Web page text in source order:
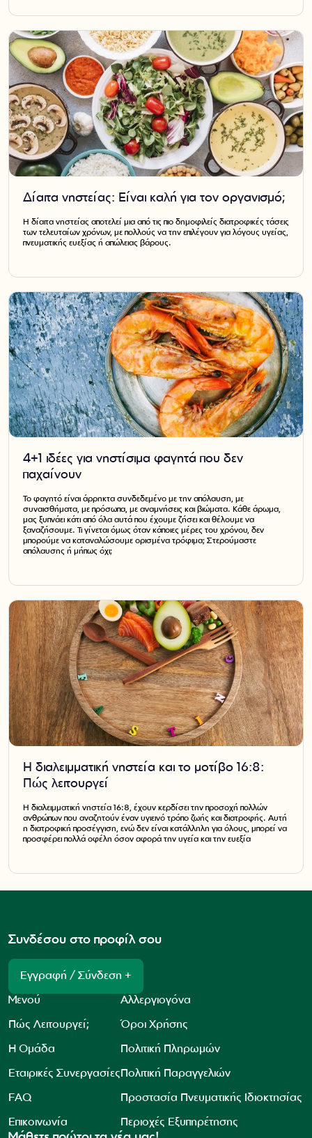
Δίαιτα νηστείας: Είναι καλή για τον οργανισμό;
Η δίαιτα νηστείας αποτελεί μια από τις πιο δημοφιλείς διατροφικές τάσεις
των τελευταίων χρόνων, με πολλούς να την επιλέγουν για λόγους υγείας,
πνευματικής ευεξίας ή απώλειας βάρους.
4+1 ιδέες για νηστίσιμα φαγητά που δεν
παχαίνουν
Το φαγητό είναι άρρηκτα συνδεδεμένο με την απόλαυση, με
συναισθήματα, με πρόσωπα, με αναμνήσεις και βιώματα. Κάθε άρωμα,
μας ξυπνάει κάτι από όλα αυτά που έχουμε ζήσει και θέλουμε να
ξαναζήσουμε. Τι γίνεται όμως όταν κάποιες μέρες του χρόνου, δεν
μπορούμε να καταναλώσουμε ορισμένα τρόφιμα; Στερούμαστε
απόλαυσης ή μήπως όχι;
Η διαλειμματική νηστεία και το μοτίβο 16:8:
Πώς λειτουργεί
Η διαλειμματική νηστεία 16:8, έχουν κερδίσει την προσοχή πολλών
ανθρώπων που αναζητούν έναν υγιεινό τρόπο ζωής και διατροφής. Αυτή
η διατροφική προσέγγιση, ενώ δεν είναι κατάλληλη για όλους, μπορεί να
προσφέρει πολλά οφέλη όσον αφορά την υγεία και την ευεξία
Συνδέσου στο προφίλ σου
Εγγραφή / Σύνδεση +
Μενού
Πώς Λειτουργεί;
Η Ομάδα
Εταιρικές Συνεργασίες
FAQ
Επικοινωνία
Αλλεργιογόνα
Όροι Χρήσης
Πολιτική Πληρωμών
Πολιτική Παραγγελιών
Προστασία Πνευματικής Ιδιοκτησίας
Περιοχές Εξυπηρέτησης